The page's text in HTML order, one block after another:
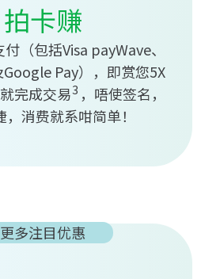
拍卡赚
（包括Visa payWave、
Pay），即赏您5X
完成交易3 ，唔使签名，
，消费就系咁简单！
更多注目优惠